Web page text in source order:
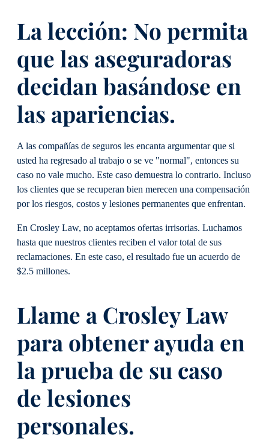
La lección: No permita
que las aseguradoras
decidan basándose en
las apariencias.
A las compañías de seguros les encanta argumentar que si
usted ha regresado al trabajo o se ve "normal", entonces su
caso no vale mucho. Este caso demuestra lo contrario. Incluso
los clientes que se recuperan bien merecen una compensación
por los riesgos, costos y lesiones permanentes que enfrentan.
En Crosley Law, no aceptamos ofertas irrisorias. Luchamos
hasta que nuestros clientes reciben el valor total de sus
reclamaciones. En este caso, el resultado fue un acuerdo de
$2.5 millones.
Llame a Crosley Law
para obtener ayuda en
la prueba de su caso
de lesiones
personales.